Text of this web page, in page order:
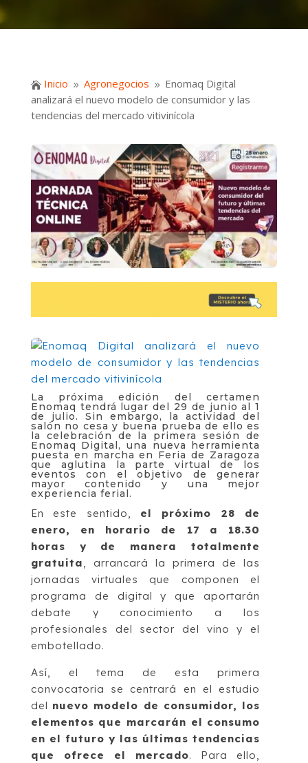
 Inicio 9 Agronegocios 9 Enomaq Digital
analizará el nuevo modelo de consumidor y las
tendencias del mercado vitivinícola
La próxima edición del certamen
Enomaq tendrá lugar del 29 de junio al 1
de julio. Sin embargo, la actividad del
salón no cesa y buena prueba de ello es
la celebración de la primera sesión de
Enomaq Digital, una nueva herramienta
puesta en marcha en Feria de Zaragoza
que aglutina la parte virtual de los
eventos con el objetivo de generar
mayor contenido y una mejor
experiencia ferial.
En este sentido, el próximo 28 de
enero, en horario de 17 a 18.30
horas y de manera totalmente
gratuita, arrancará la primera de las
jornadas virtuales que componen el
programa de digital y que aportarán
debate y conocimiento a los
profesionales del sector del vino y el
embotellado.
Así, el tema de esta primera
convocatoria se centrará en el estudio
del nuevo modelo de consumidor, los
elementos que marcarán el consumo
en el futuro y las últimas tendencias
que ofrece el mercado. Para ello,